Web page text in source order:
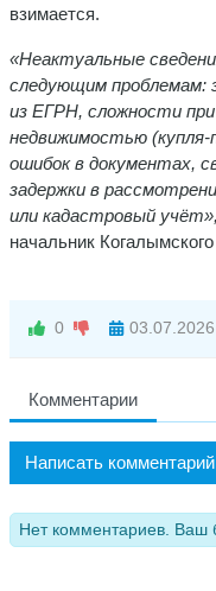
взимается.
«Неактуальные
следующим проблемам:
из ЕГРН, сложности
недвижимостью (купля-
ошибок в документах,
задержки в
или кадастровый учёт»,
начальник
0 03.07.2026
Комментарии
Написать комментарий
Нет комментариев. Ваш